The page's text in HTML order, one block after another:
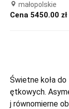
małopolskie
Cena 5450.00 zł
Świetne koła
ętkowych.
j równomierne